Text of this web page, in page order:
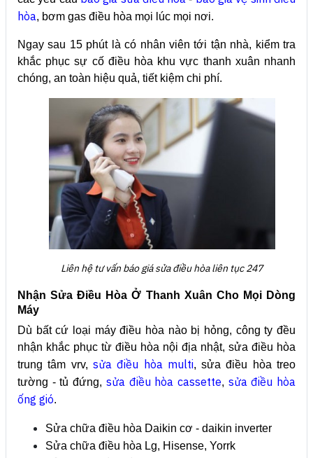
hòa, bơm gas điều hòa mọi lúc mọi nơi.
Ngay sau 15 phút là có nhân viên tới tận nhà, kiểm tra
khắc phục sự cố điều hòa khu vực thanh xuân nhanh
chóng, an toàn hiệu quả, tiết kiệm chi phí.
Liên hệ tư vấn báo giá sửa điều hòa liên tục 247
Nhận Sửa Điều Hòa Ở Thanh Xuân Cho Mọi Dòng
Máy
Dù bất cứ loại máy điều hòa nào bị hỏng, công ty đều
nhận khắc phục từ điều hòa nội địa nhật, sửa điều hòa
trung tâm vrv, sửa điều hòa multi, sửa điều hòa treo
tường - tủ đứng, sửa điều hòa cassette, sửa điều hòa
ống gió.
Sửa chữa điều hòa Daikin cơ - daikin inverter
Sửa chữa điều hòa Lg, Hisense, Yorrk